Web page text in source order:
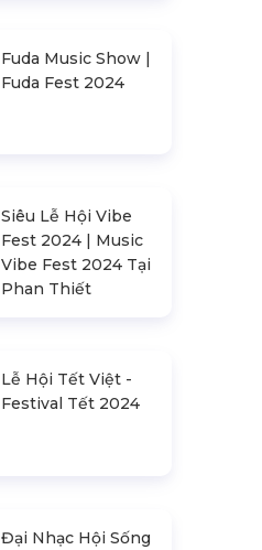
Fuda Music Show |
Fuda Fest 2024
Siêu Lễ Hội Vibe
Fest 2024 | Music
Vibe Fest 2024 Tại
Phan Thiết
Lễ Hội Tết Việt -
Festival Tết 2024
Đại Nhạc Hội Sống